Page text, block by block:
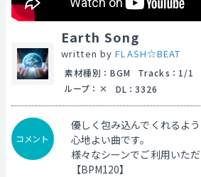
Earth Song
written byFLASH☆BEAT
素材種別 ： BGM Tracks ： 1/1
ループ ： DL ： 3326
コメント
優しく包み込んでくれるよ
心地よい曲です。
様々なシーンでご利用いただ
【BPM120】